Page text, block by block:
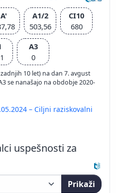
A'
A1/2
503,56
CI10
680
A3
0
10 let) na dan 7. avgust
se nanašajo na obdobje 2020-
– Ciljni raziskovalni
uspešnosti za
Prikaži